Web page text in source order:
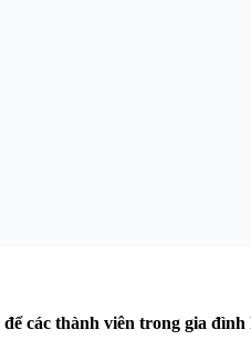
các thành viên trong gia